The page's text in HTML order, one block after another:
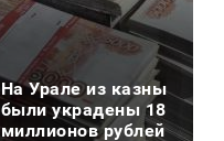
На Урале из казны
были украдены 18
миллионов рублей